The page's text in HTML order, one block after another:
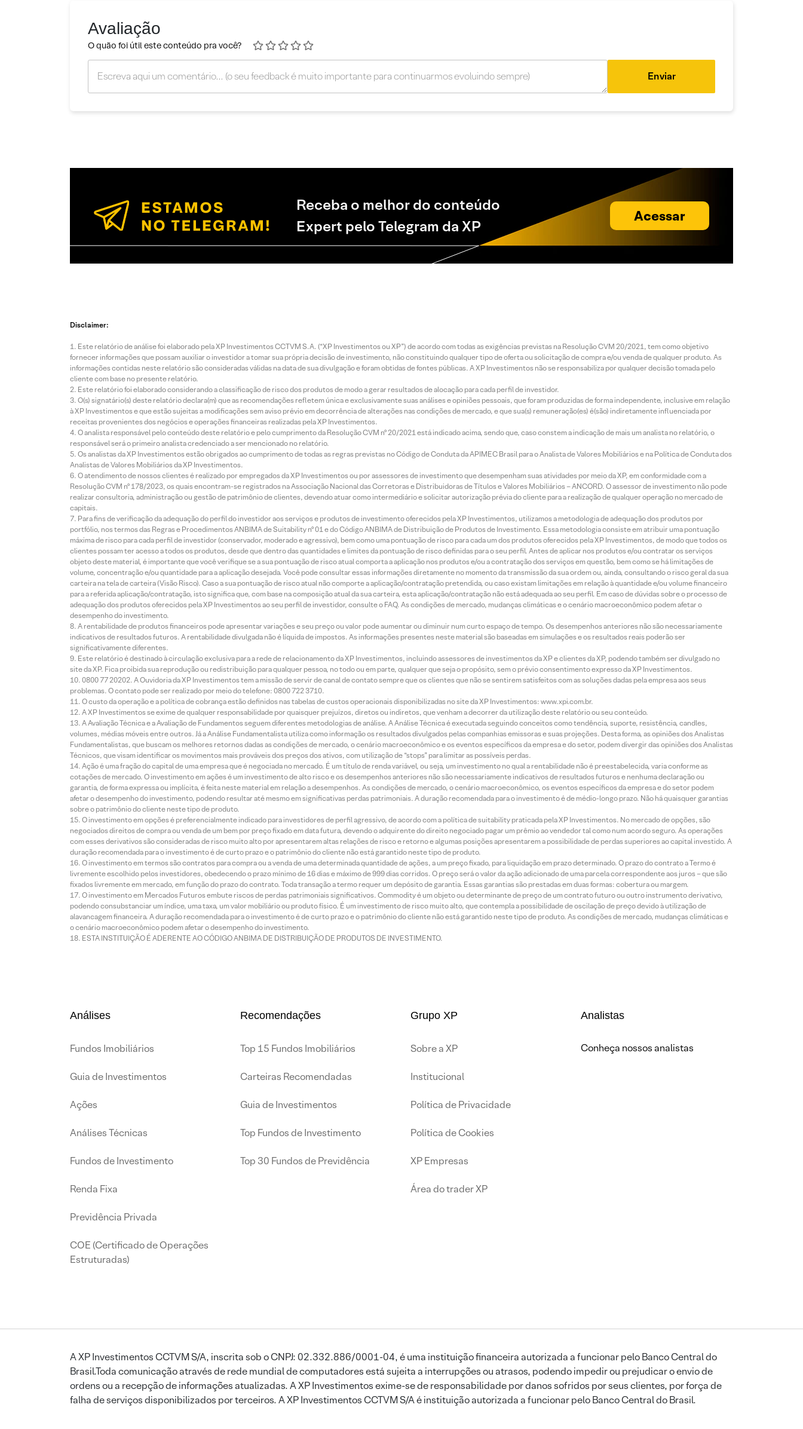
Avaliação
O quão foi útil este conteúdo pra você?
Enviar
Receba o melhor do conteúdo
Expert pelo Telegram da XP
Acessar
Disclaimer:
Este relatório de análise foi elaborado pela XP Investimentos CCTVM S.A. (“XP Investimentos ou XP”) de acordo com todas as exigências previstas na Resolução CVM 20/2021, tem como objetivo
fornecer informações que possam auxiliar o investidor a tomar sua própria decisão de investimento, não constituindo qualquer tipo de oferta ou solicitação de compra e/ou venda de qualquer produto. As
informações contidas neste relatório são consideradas válidas na data de sua divulgação e foram obtidas de fontes públicas. A XP Investimentos não se responsabiliza por qualquer decisão tomada pelo
cliente com base no presente relatório.
Este relatório foi elaborado considerando a classificação de risco dos produtos de modo a gerar resultados de alocação para cada perfil de investidor.
O(s) signatário(s) deste relatório declara(m) que as recomendações refletem única e exclusivamente suas análises e opiniões pessoais, que foram produzidas de forma independente, inclusive em relação
à XP Investimentos e que estão sujeitas a modificações sem aviso prévio em decorrência de alterações nas condições de mercado, e que sua(s) remuneração(es) é(são) indiretamente influenciada por
receitas provenientes dos negócios e operações financeiras realizadas pela XP Investimentos.
O analista responsável pelo conteúdo deste relatório e pelo cumprimento da Resolução CVM nº 20/2021 está indicado acima, sendo que, caso constem a indicação de mais um analista no relatório, o
responsável será o primeiro analista credenciado a ser mencionado no relatório.
Os analistas da XP Investimentos estão obrigados ao cumprimento de todas as regras previstas no Código de Conduta da APIMEC Brasil para o Analista de Valores Mobiliários e na Política de Conduta dos
Analistas de Valores Mobiliários da XP Investimentos.
O atendimento de nossos clientes é realizado por empregados da XP Investimentos ou por assessores de investimento que desempenham suas atividades por meio da XP, em conformidade com a
Resolução CVM nº 178/2023, os quais encontram-se registrados na Associação Nacional das Corretoras e Distribuidoras de Títulos e Valores Mobiliários – ANCORD. O assessor de investimento não pode
realizar consultoria, administração ou gestão de patrimônio de clientes, devendo atuar como intermediário e solicitar autorização prévia do cliente para a realização de qualquer operação no mercado de
capitais.
Para fins de verificação da adequação do perfil do investidor aos serviços e produtos de investimento oferecidos pela XP Investimentos, utilizamos a metodologia de adequação dos produtos por
portfólio, nos termos das Regras e Procedimentos ANBIMA de Suitability nº 01 e do Código ANBIMA de Distribuição de Produtos de Investimento. Essa metodologia consiste em atribuir uma pontuação
máxima de risco para cada perfil de investidor (conservador, moderado e agressivo), bem como uma pontuação de risco para cada um dos produtos oferecidos pela XP Investimentos, de modo que todos os
clientes possam ter acesso a todos os produtos, desde que dentro das quantidades e limites da pontuação de risco definidas para o seu perfil. Antes de aplicar nos produtos e/ou contratar os serviços
objeto deste material, é importante que você verifique se a sua pontuação de risco atual comporta a aplicação nos produtos e/ou a contratação dos serviços em questão, bem como se há limitações de
volume, concentração e/ou quantidade para a aplicação desejada. Você pode consultar essas informações diretamente no momento da transmissão da sua ordem ou, ainda, consultando o risco geral da sua
carteira na tela de carteira (Visão Risco). Caso a sua pontuação de risco atual não comporte a aplicação/contratação pretendida, ou caso existam limitações em relação à quantidade e/ou volume financeiro
para a referida aplicação/contratação, isto significa que, com base na composição atual da sua carteira, esta aplicação/contratação não está adequada ao seu perfil. Em caso de dúvidas sobre o processo de
adequação dos produtos oferecidos pela XP Investimentos ao seu perfil de investidor, consulte o FAQ. As condições de mercado, mudanças climáticas e o cenário macroeconômico podem afetar o
desempenho do investimento.
A rentabilidade de produtos financeiros pode apresentar variações e seu preço ou valor pode aumentar ou diminuir num curto espaço de tempo. Os desempenhos anteriores não são necessariamente
indicativos de resultados futuros. A rentabilidade divulgada não é líquida de impostos. As informações presentes neste material são baseadas em simulações e os resultados reais poderão ser
significativamente diferentes.
Este relatório é destinado à circulação exclusiva para a rede de relacionamento da XP Investimentos, incluindo assessores de investimentos da XP e clientes da XP, podendo também ser divulgado no
site da XP. Fica proibida sua reprodução ou redistribuição para qualquer pessoa, no todo ou em parte, qualquer que seja o propósito, sem o prévio consentimento expresso da XP Investimentos.
0800 77 20202. A Ouvidoria da XP Investimentos tem a missão de servir de canal de contato sempre que os clientes que não se sentirem satisfeitos com as soluções dadas pela empresa aos seus
problemas. O contato pode ser realizado por meio do telefone: 0800 722 3710.
O custo da operação e a política de cobrança estão definidos nas tabelas de custos operacionais disponibilizadas no site da XP Investimentos: www.xpi.com.br.
A XP Investimentos se exime de qualquer responsabilidade por quaisquer prejuízos, diretos ou indiretos, que venham a decorrer da utilização deste relatório ou seu conteúdo.
A Avaliação Técnica e a Avaliação de Fundamentos seguem diferentes metodologias de análise. A Análise Técnica é executada seguindo conceitos como tendência, suporte, resistência, candles,
volumes, médias móveis entre outros. Já a Análise Fundamentalista utiliza como informação os resultados divulgados pelas companhias emissoras e suas projeções. Desta forma, as opiniões dos Analistas
Fundamentalistas, que buscam os melhores retornos dadas as condições de mercado, o cenário macroeconômico e os eventos específicos da empresa e do setor, podem divergir das opiniões dos Analistas
Técnicos, que visam identificar os movimentos mais prováveis dos preços dos ativos, com utilização de “stops” para limitar as possíveis perdas.
Ação é uma fração do capital de uma empresa que é negociada no mercado. É um título de renda variável, ou seja, um investimento no qual a rentabilidade não é preestabelecida, varia conforme as
cotações de mercado. O investimento em ações é um investimento de alto risco e os desempenhos anteriores não são necessariamente indicativos de resultados futuros e nenhuma declaração ou
garantia, de forma expressa ou implícita, é feita neste material em relação a desempenhos. As condições de mercado, o cenário macroeconômico, os eventos específicos da empresa e do setor podem
afetar o desempenho do investimento, podendo resultar até mesmo em significativas perdas patrimoniais. A duração recomendada para o investimento é de médio-longo prazo. Não há quaisquer garantias
sobre o patrimônio do cliente neste tipo de produto.
O investimento em opções é preferencialmente indicado para investidores de perfil agressivo, de acordo com a política de suitability praticada pela XP Investimentos. No mercado de opções, são
negociados direitos de compra ou venda de um bem por preço fixado em data futura, devendo o adquirente do direito negociado pagar um prêmio ao vendedor tal como num acordo seguro. As operações
com esses derivativos são consideradas de risco muito alto por apresentarem altas relações de risco e retorno e algumas posições apresentarem a possibilidade de perdas superiores ao capital investido. A
duração recomendada para o investimento é de curto prazo e o patrimônio do cliente não está garantido neste tipo de produto.
O investimento em termos são contratos para compra ou a venda de uma determinada quantidade de ações, a um preço fixado, para liquidação em prazo determinado. O prazo do contrato a Termo é
livremente escolhido pelos investidores, obedecendo o prazo mínimo de 16 dias e máximo de 999 dias corridos. O preço será o valor da ação adicionado de uma parcela correspondente aos juros – que são
fixados livremente em mercado, em função do prazo do contrato. Toda transação a termo requer um depósito de garantia. Essas garantias são prestadas em duas formas: cobertura ou margem.
O investimento em Mercados Futuros embute riscos de perdas patrimoniais significativos. Commodity é um objeto ou determinante de preço de um contrato futuro ou outro instrumento derivativo,
podendo consubstanciar um índice, uma taxa, um valor mobiliário ou produto físico. É um investimento de risco muito alto, que contempla a possibilidade de oscilação de preço devido à utilização de
alavancagem financeira. A duração recomendada para o investimento é de curto prazo e o patrimônio do cliente não está garantido neste tipo de produto. As condições de mercado, mudanças climáticas e
o cenário macroeconômico podem afetar o desempenho do investimento.
ESTA INSTITUIÇÃO É ADERENTE AO CÓDIGO ANBIMA DE DISTRIBUIÇÃO DE PRODUTOS DE INVESTIMENTO.
Análises
Fundos Imobiliários
Guia de Investimentos
Ações
Análises Técnicas
Fundos de Investimento
Renda Fixa
Previdência Privada
COE (Certificado de Operações
Estruturadas)
Recomendações
Top 15 Fundos Imobiliários
Carteiras Recomendadas
Guia de Investimentos
Top Fundos de Investimento
Top 30 Fundos de Previdência
Grupo XP
Sobre a XP
Institucional
Política de Privacidade
Política de Cookies
XP Empresas
Área do trader XP
Analistas
Conheça nossos analistas
A XP Investimentos CCTVM S/A, inscrita sob o CNPJ: 02.332.886/0001-04, é uma instituição financeira autorizada a funcionar pelo Banco Central do
Brasil.Toda comunicação através de rede mundial de computadores está sujeita a interrupções ou atrasos, podendo impedir ou prejudicar o envio de
ordens ou a recepção de informações atualizadas. A XP Investimentos exime-se de responsabilidade por danos sofridos por seus clientes, por força de
falha de serviços disponibilizados por terceiros. A XP Investimentos CCTVM S/A é instituição autorizada a funcionar pelo Banco Central do Brasil.